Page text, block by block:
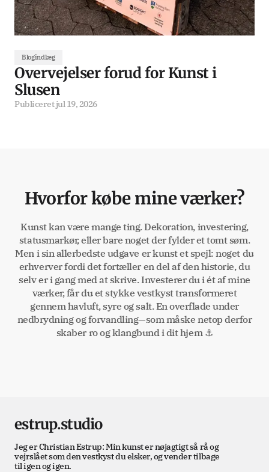
Blogindlæg
Overvejelser forud for Kunst i
Slusen
Publiceretjul 19, 2026
Hvorfor købe mine værker?
Kunst kan være mange ting. Dekoration, investering,
statusmarkør, eller bare noget der fylder et tomt søm.
Men i sin allerbedste udgave er kunst et spejl: noget du
erhverver fordi det fortæller en del af den historie, du
selv er i gang med at skrive. Investerer du i ét af mine
værker, får du et stykke vestkyst transformeret
gennem havluft, syre og salt. En overflade under
nedbrydning og forvandling—som måske netop derfor
skaber ro og klangbund i dit hjem ⚓
estrup.studio
Jeg er Christian Estrup: Min kunst er nøjagtigt så rå og
vejrslået som den vestkyst du elsker, og vender tilbage
til igen og igen.